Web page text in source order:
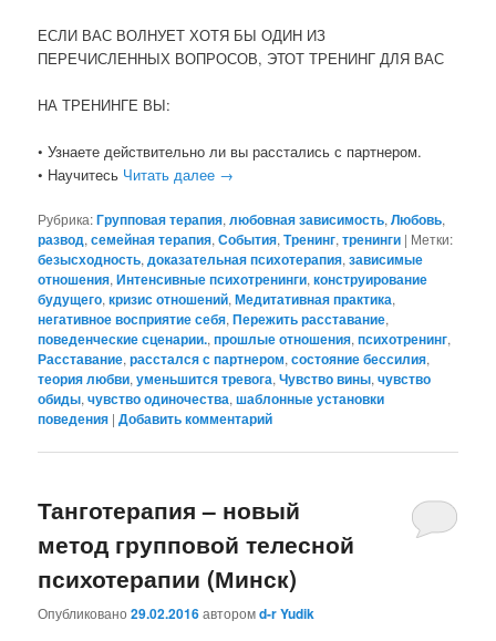
ЕСЛИ ВАС ВОЛНУЕТ ХОТЯ БЫ ОДИН ИЗ
ПЕРЕЧИСЛЕННЫХ ВОПРОСОВ, ЭТОТ ТРЕНИНГ ДЛЯ ВАС
НА ТРЕНИНГЕ ВЫ:
• Узнаете действительно ли вы расстались с партнером.
• Научитесь Читать далее →
Рубрика:Групповая терапия,любовная зависимость,Любовь,
развод,семейная терапия,События,Тренинг,тренинги | Метки:
безысходность,доказательная психотерапия,зависимые
отношения,Интенсивные психотренинги,конструирование
будущего,кризис отношений,Медитативная практика,
негативное восприятие себя,Пережить расставание,
поведенческие сценарии.,прошлые отношения,психотренинг,
Расставание,расстался с партнером,состояние бессилия,
теория любви,уменьшится тревога,Чувство вины,чувство
обиды,чувство одиночества,шаблонные установки
поведения |Добавить комментарий
Танготерапия – новый
метод групповой телесной
психотерапии (Минск)
Опубликовано29.02.2016авторомd-r Yudik